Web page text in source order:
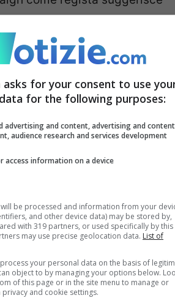
più personali e
principale per la
dalle sue opere immortali
Leonardo da Vinci,
ma anche gli aspetti più
legate alla sua
stimolare dibattiti
asks for your consent to use
for the following purposes:
advertising and content, advertising and content
audience research and services development
access information on a device
be processed and information from your
and other device data) may be stored by,
with 319 partners, or used specifically by this
may use precise geolocation data. List of
your personal data on the basis of
object to by managing your options below.
of this page or in the site menu to manage or
and cookie settings.